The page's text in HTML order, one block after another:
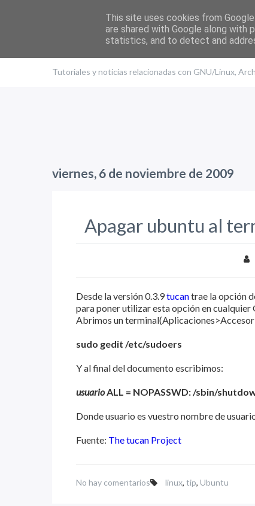
El blog de Edu
Tutoriales y noticias relacionadas con GNU/Linux,
viernes, 6 de noviembre de 2009
Apagar ubuntu al
Desde la versión 0.3.9tucantrae la opción
para poner utilizar esta opción en
Abrimos un
sudo gedit /etc/sudoers
Y al final del documento escribimos:
usuarioALL = NOPASSWD: /sbin/
Donde usuario es vuestro nombre de
Fuente: The tucan Project
No hay comentarios linux, tip, Ubuntu
This site uses cookies from
are shared with Google along with
statistics, and to detect and